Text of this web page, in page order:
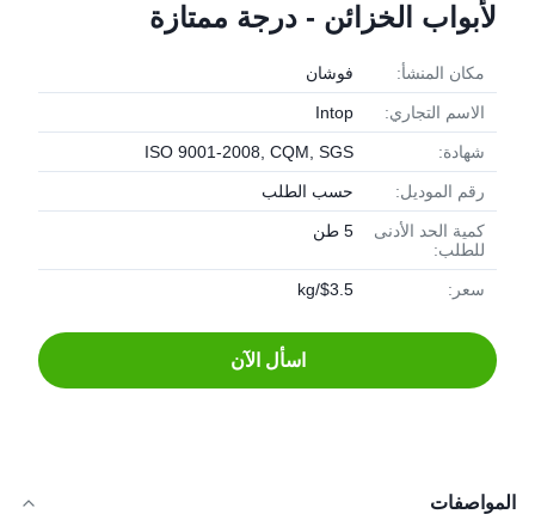
لأبواب الخزائن - درجة ممتازة
مكان المنشأ: فوشان
الاسم التجاري: Intop
شهادة: ISO 9001-2008, CQM, SGS
رقم الموديل: حسب الطلب
كمية الحد الأدنى
للطلب:
5 طن
سعر: $3.5/kg
اسأل الآن
المواصفات